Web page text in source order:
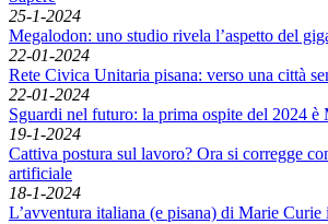
25-1-2024
Megalodon: uno studio rivela l’aspetto del
22-01-2024
Rete Civica Unitaria pisana: verso una città
22-01-2024
Sguardi nel futuro: la prima ospite del 2024 è
19-1-2024
Cattiva postura sul lavoro? Ora si corregge
artificiale
18-1-2024
L’avventura italiana (e pisana) di Marie